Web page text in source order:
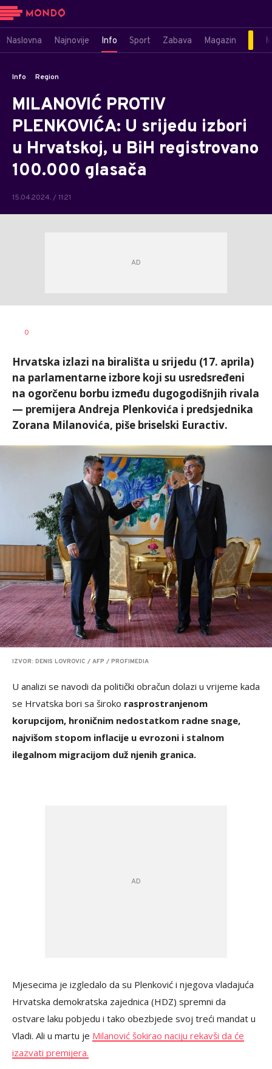
Naslovna Najnovije Info Sport Zabava Magazin
Info Region
MILANOVIĆ PROTIV
PLENKOVIĆA: U srijedu izbori
u Hrvatskoj, u BiH registrovano
100.000 glasača
15.04.2024. / 11:21
AUTOR
0
Hrvatska izlazi na birališta u srijedu (17. aprila)
na parlamentarne izbore koji su usredsređeni
na ogorčenu borbu između dugogodišnjih rivala
— premijera Andreja Plenkovića i predsjednika
Zorana Milanovića, piše briselski Euractiv.
IZVOR: DENIS LOVROVIC / AFP / PROFIMEDIA
U analizi se navodi da politički obračun dolazi u vrijeme kada
se Hrvatska bori sa široko rasprostranjenom
korupcijom, hroničnim nedostatkom radne snage,
najvišom stopom inflacije u evrozoni i stalnom
ilegalnom migracijom duž njenih granica.
Mjesecima je izgledalo da su Plenković i njegova vladajuća
Hrvatska demokratska zajednica (HDZ) spremni da
ostvare laku pobjedu i tako obezbjede svoj treći mandat u
Vladi. Ali u martu je Milanović šokirao naciju rekavši da će
izazvati premijera.